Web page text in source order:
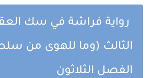
رواية فراشة في سك
الثالث (وما للهوى من
الفصل الثلاثون